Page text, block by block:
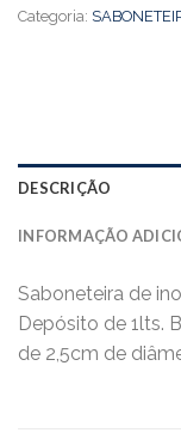
Categoria:
DESCRIÇÃO
INFORMAÇÃO
Saboneteira de
Depósito de 1lts.
de 2,5cm de